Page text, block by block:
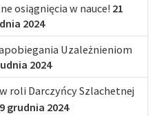
osiągnięcia w nauce! 21
2024
Uzależnieniom
2024
roli Darczyńcy Szlachetnej
grudnia 2024